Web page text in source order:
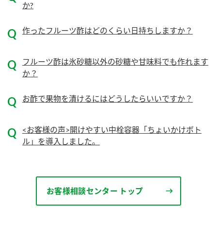
鍋奉行マニュアル
ミツカンのCM
人気商品 ＋ おすすめレシピ
業務用サイト ミツカングループについて 製造所固有記号一覧
か?
作ったフルーツ酢はどのくらい日持ちしますか？
フルーツ酢は氷砂糖以外の砂糖や甘味料でも作れます
か？
お酢で果物を漬けるにはどうしたらいいですか？
<お客様の声>開けやすい中栓容器「ちょいかけボト
ル」を導入しました。
お客様相談センター トップ